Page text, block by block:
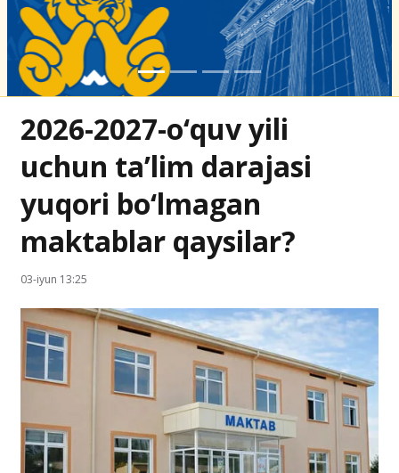
2026-2027-o‘quv yili
uchun taʼlim darajasi
yuqori bo‘lmagan
maktablar qaysilar?
03-iyun 13:25